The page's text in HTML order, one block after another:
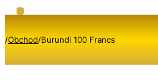
/Obchod/Burundi 100 Francs